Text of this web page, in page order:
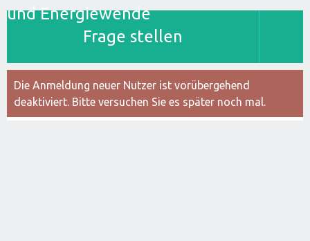
Frage stellen
Die Anmeldung neuer Nutzer ist vorübergehend
deaktiviert. Bitte versuchen Sie es später noch mal.